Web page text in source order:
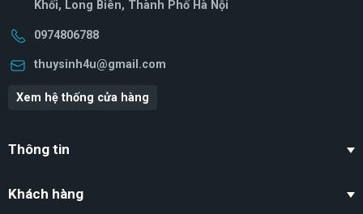
Khối, Long Biên, Thành Phố Hà Nội
0974806788
thuysinh4u@gmail.com
Xem hệ thống cửa hàng
Thông tin
Khách hàng